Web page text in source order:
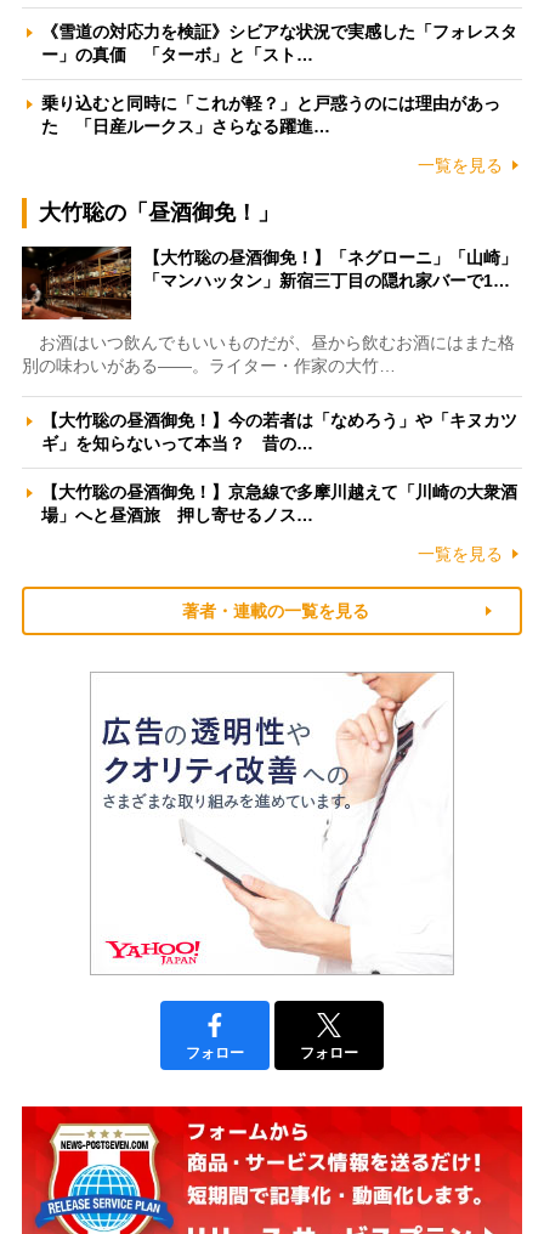
《雪道の対応力を検証》シビアな状況で実感した「フォレスタ
ー」の真価 「ターボ」と「スト…
乗り込むと同時に「これが軽？」と戸惑うのには理由があっ
た 「日産ルークス」さらなる躍進…
一覧を見る
大竹聡の「昼酒御免！」
【大竹聡の昼酒御免！】「ネグローニ」「山崎」
「マンハッタン」新宿三丁目の隠れ家バーで1…
お酒はいつ飲んでもいいものだが、昼から飲むお酒にはまた格
別の味わいがある――。ライター・作家の大竹…
【大竹聡の昼酒御免！】今の若者は「なめろう」や「キヌカツ
ギ」を知らないって本当？ 昔の…
【大竹聡の昼酒御免！】京急線で多摩川越えて「川崎の大衆酒
場」へと昼酒旅 押し寄せるノス…
一覧を見る
著者・連載の一覧を見る
フォロー フォロー